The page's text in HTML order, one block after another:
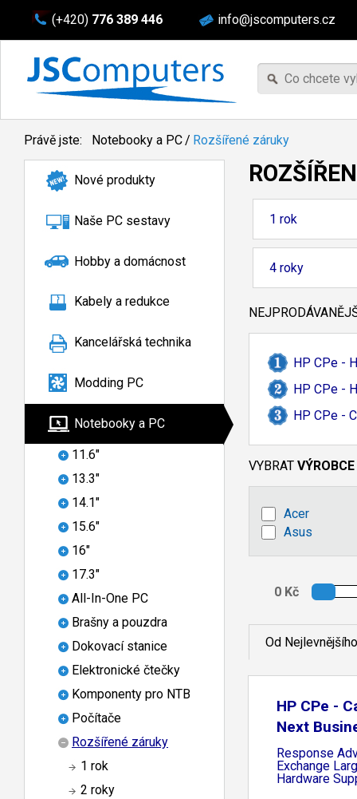
(+420) 776 389 446 info@jscomputers.cz
Právě jste: Notebooky a PC/ Rozšířené záruky
Nové produkty
Naše PC sestavy
Hobby a domácnost
Kabely a redukce
Kancelářská technika
Modding PC
Notebooky a PC
11.6"
13.3"
14.1"
15.6"
16"
17.3"
All-In-One PC
Brašny a pouzdra
Dokovací stanice
Elektronické čtečky
Komponenty pro NTB
Počítače
Rozšířené záruky
1 rok
2 roky
1 rok
4 roky
HP CPe -
HP CPe -
HP CPe -
VYBRAT VÝROBCE
Acer
Asus
Od Nejlevnějšího
HP CPe -
Next
Response
Exchange
Hardware